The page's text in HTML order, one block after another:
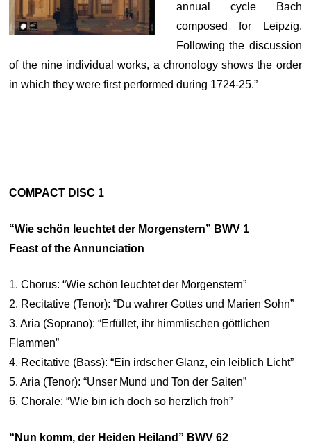
annual cycle Bach
composed for Leipzig.
Following the discussion
of the nine individual works, a chronology shows the order
in which they were first performed during 1724-25.”
COMPACT DISC 1
“Wie schön leuchtet der Morgenstern” BWV 1
Feast of the Annunciation
1. Chorus: “Wie schön leuchtet der Morgenstern”
2. Recitative (Tenor): “Du wahrer Gottes und Marien Sohn”
3. Aria (Soprano): “Erfüllet, ihr himmlischen göttlichen
Flammen”
4. Recitative (Bass): “Ein irdscher Glanz, ein leiblich Licht”
5. Aria (Tenor): “Unser Mund und Ton der Saiten”
6. Chorale: “Wie bin ich doch so herzlich froh”
“Nun komm, der Heiden Heiland” BWV 62